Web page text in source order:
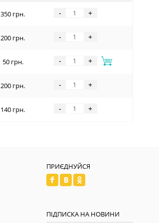
350 грн. - +
200 грн. - +
50 грн. - +
200 грн. - +
140 грн. - +
ПРИЄДНУЙСЯ
ПІДПИСКА НА НОВИНИ